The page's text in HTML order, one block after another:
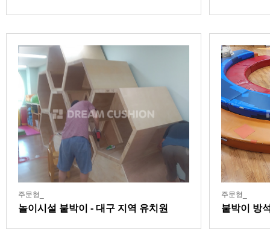
주문형_
놀이시설 붙박이 - 대구 지역 유치원
주문형_
붙박이 방